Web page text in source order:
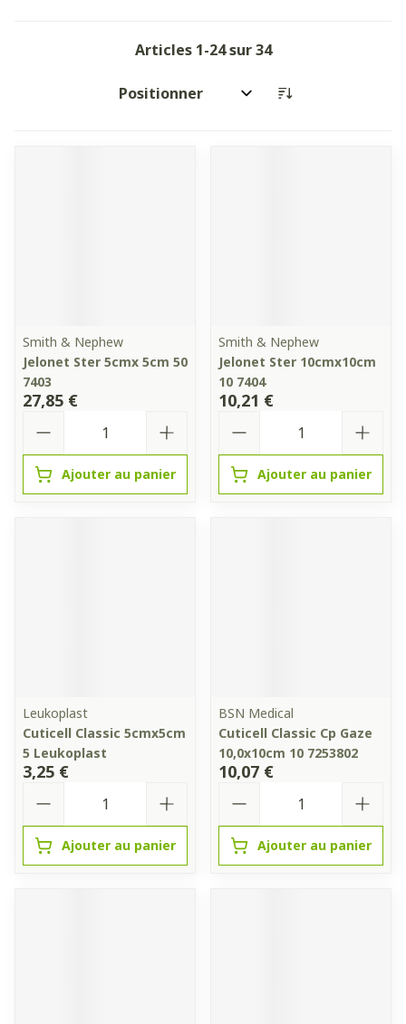
Articles 1-24sur34
Trier par:
Smith & Nephew
Jelonet Ster 5cmx 5cm 50
7403
27,85 €
Ajouter au panier
Smith & Nephew
Jelonet Ster 10cmx10cm
10 7404
10,21 €
Ajouter au panier
Leukoplast
Cuticell Classic 5cmx5cm
5 Leukoplast
3,25 €
Ajouter au panier
BSN Medical
Cuticell Classic Cp Gaze
10,0x10cm 10 7253802
10,07 €
Ajouter au panier